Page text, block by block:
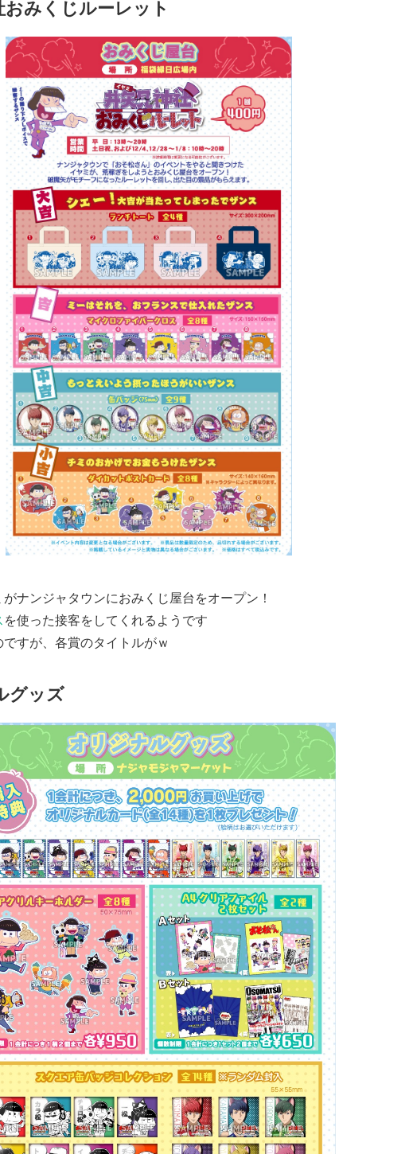
おみくじルーレット
ナンジャタウンにおみくじ屋台をオープン！
を使った接客をしてくれるようです
すが、各賞のタイトルがｗ
グッズ